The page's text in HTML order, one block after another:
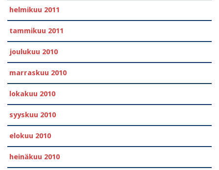
helmikuu 2011
tammikuu 2011
joulukuu 2010
marraskuu 2010
lokakuu 2010
syyskuu 2010
elokuu 2010
heinäkuu 2010